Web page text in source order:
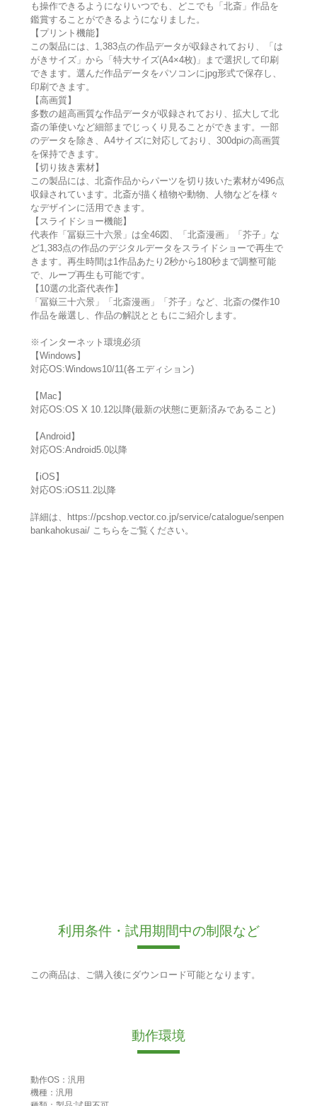
も操作できるようになりいつでも、どこでも「北斎」作品を
鑑賞することができるようになりました。
【プリント機能】
この製品には、1,383点の作品データが収録されており、「は
がきサイズ」から「特大サイズ(A4×4枚)」まで選択して印刷
できます。選んだ作品データをパソコンにjpg形式で保存し、
印刷できます。
【高画質】
多数の超高画質な作品データが収録されており、拡大して北
斎の筆使いなど細部までじっくり見ることができます。一部
のデータを除き、A4サイズに対応しており、300dpiの高画質
を保持できます。
【切り抜き素材】
この製品には、北斎作品からパーツを切り抜いた素材が496点
収録されています。北斎が描く植物や動物、人物などを様々
なデザインに活用できます。
【スライドショー機能】
代表作「冨嶽三十六景」は全46図、「北斎漫画」「芥子」な
ど1,383点の作品のデジタルデータをスライドショーで再生で
きます。再生時間は1作品あたり2秒から180秒まで調整可能
で、ループ再生も可能です。
【10選の北斎代表作】
「冨嶽三十六景」「北斎漫画」「芥子」など、北斎の傑作10
作品を厳選し、作品の解説とともにご紹介します。
※インターネット環境必須
【Windows】
対応OS:Windows10/11(各エディション)
【Mac】
対応OS:OS X 10.12以降(最新の状態に更新済みであること)
【Android】
対応OS:Android5.0以降
【iOS】
対応OS:iOS11.2以降
詳細は、https://pcshop.vector.co.jp/service/catalogue/senpen
bankahokusai/ こちらをご覧ください。
利用条件・試用期間中の制限など
この商品は、ご購入後にダウンロード可能となります。
動作環境
動作OS：汎用
機種：汎用